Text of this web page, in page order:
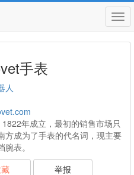
手表
人
年成立，最初的销售市场只
方成为了手表的代名词，现主要
表。
举报